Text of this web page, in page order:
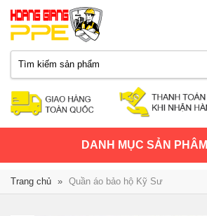
TOGGLE
DANH MỤC SẢN PHÂM
Trang chủ » Quần áo bảo hộ Kỹ Sư